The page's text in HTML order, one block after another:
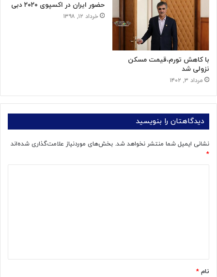
با کاهش تورم،قیمت مسکن
نزولی شد
مرداد ۳, ۱۴۰۲
حضور ایران در اکسپوی ۲۰۲۰ دبی
خرداد ۱۲, ۱۳۹۸
دیدگاهتان را بنویسید
نشانی ایمیل شما منتشر نخواهد شد. بخش‌های موردنیاز علامت‌گذاری شده‌اند
*
*
نام *